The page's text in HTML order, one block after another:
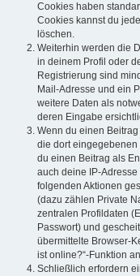
Cookies haben
Cookies kannst du
löschen.
Weiterhin werden die
in deinem Profil oder
Registrierung sind
Mail-Adresse und ein
weitere Daten als
deren Eingabe
Wenn du einen
die dort
du einen Beitrag als
auch deine IP-
folgenden Aktionen
(dazu zählen Private
zentralen Profildaten
Passwort) und
übermittelte Browser-
ist online?“-Funktion
Schließlich erfordern